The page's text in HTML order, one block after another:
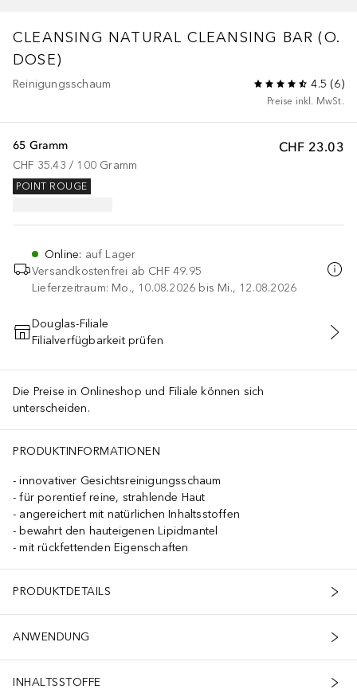
CLEANSING NATURAL CLEANSING BAR (O.
DOSE)
Reinigungsschaum 4.5 (6)
Preise inkl. MwSt.
CHF 23.03
65 Gramm
CHF 35.43 / 100 Gramm
POINT ROUGE
Online: auf Lager
Versandkostenfrei ab CHF 49.95
Lieferzeitraum: Mo., 10.08.2026 bis Mi., 12.08.2026
IN DEN WARENKORB
Douglas-Filiale
Filialverfügbarkeit prüfen
Die Preise in Onlineshop und Filiale können sich
unterscheiden.
PRODUKTINFORMATIONEN
innovativer Gesichtsreinigungsschaum
für porentief reine, strahlende Haut
angereichert mit natürlichen Inhaltsstoffen
bewahrt den hauteigenen Lipidmantel
mit rückfettenden Eigenschaften
PRODUKTDETAILS
ANWENDUNG
INHALTSSTOFFE